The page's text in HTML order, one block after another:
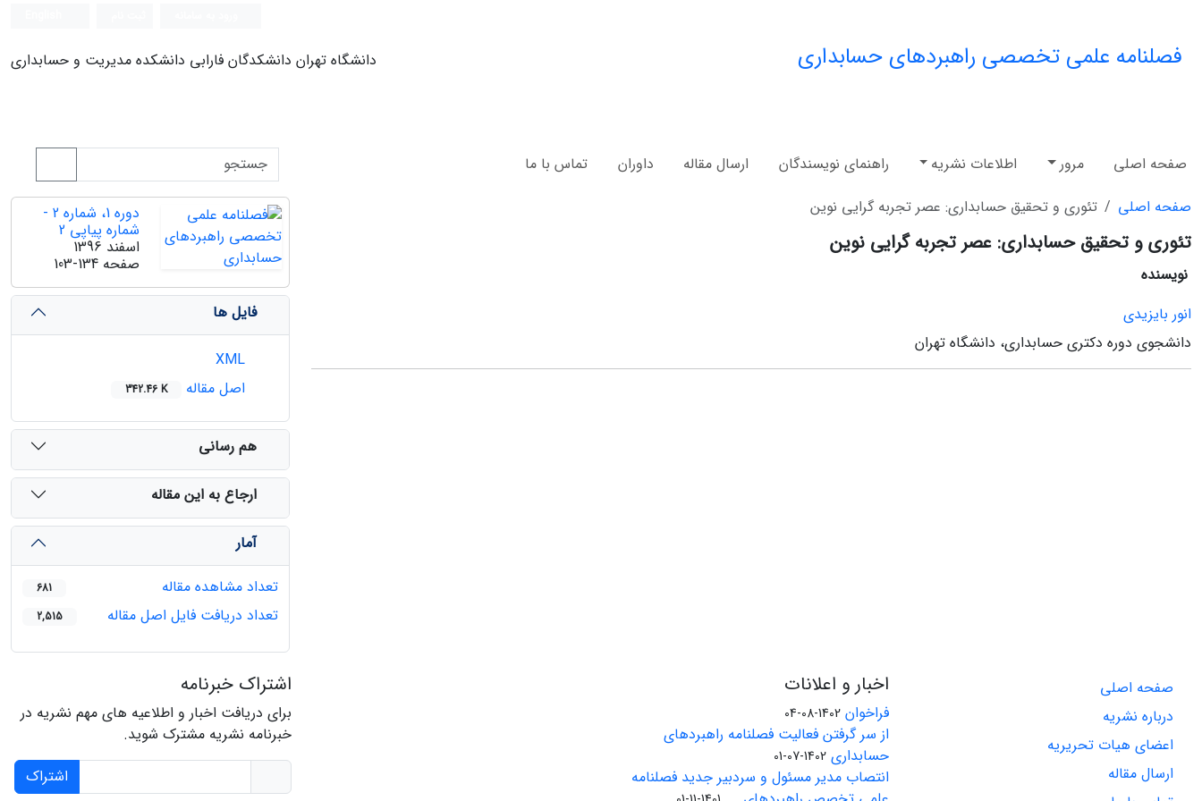
فصلنامه علمی تخصصی راهبردهای حسابداری دانشگاه تهران دانشکدگان فارابی دانشکده مدیریت و حسابداری
صفحه اصلی مرور اطلاعات نشریه راهنمای نویسندگان ارسال مقاله داوران
تماس با ما
صفحه اصلی
تئوری و تحقیق حسابداری: عصر تجربه‏ گرایی نوین
تئوری و تحقیق حسابداری: عصر تجربه‏ گرایی نوین
نویسنده
انور بایزیدی
دانشجوی دوره دکتری حسابداری، دانشگاه تهران
دوره 1، شماره 2 -
شماره پیاپی 2
اسفند 1396
صفحه 103-134
فایل ها
اصل مقاله
342.46 K
هم رسانی
ارجاع به این مقاله
آمار
تعداد مشاهده مقاله
681
تعداد دریافت فایل اصل مقاله 2,515
صفحه اصلی
درباره نشریه
اعضای هیات تحریریه
ارسال مقاله
اخبار و اعلانات
فراخوان 1402-08-04
از سر گرفتن فعالیت فصلنامه راهبردهای
حسابداری 1402-07-01
انتصاب مدیر مسئول و سردبیر جدید فصلنامه
اشتراک خبرنامه
برای دریافت اخبار و اطلاعیه های مهم نشریه در
خبرنامه نشریه مشترک شوید.
اشتراک